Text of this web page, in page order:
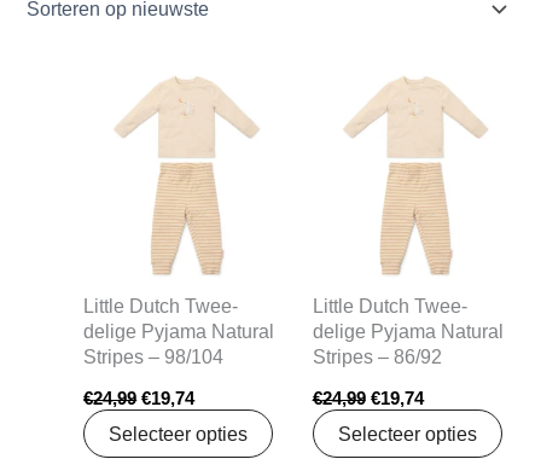
Little Dutch Twee-
delige Pyjama Natural
Stripes – 98/104
€24,99
Oorspronkelijke
prijs
was:
€19,74
Huidige
prijs
Selecteer opties
Little Dutch Twee-
delige Pyjama Natural
Stripes – 86/92
€24,99
Oorspronkelijke
prijs
was:
€19,74
Huidige
prijs
Selecteer opties